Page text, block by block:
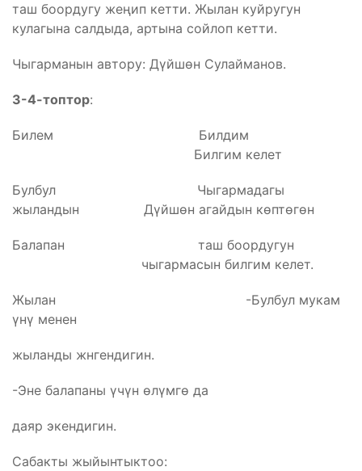
таш боордугу жеңип кетти. Жылан куйругун
кулагына салдыда, артына сойлоп кетти.
Чыгарманын автору: Дүйшөн Сулайманов.
3-4-топтор:
Билем Билдим
Билгим келет
Булбул Чыгармадагы
жыландын Дүйшөн агайдын көптөгөн
Балапан таш боордугун
чыгармасын билгим келет.
Жылан -Булбул мукам
үнү менен
жыланды жнгендигин.
-Эне балапаны үчүн өлүмгө да
даяр экендигин.
Сабакты жыйынтыктоо: